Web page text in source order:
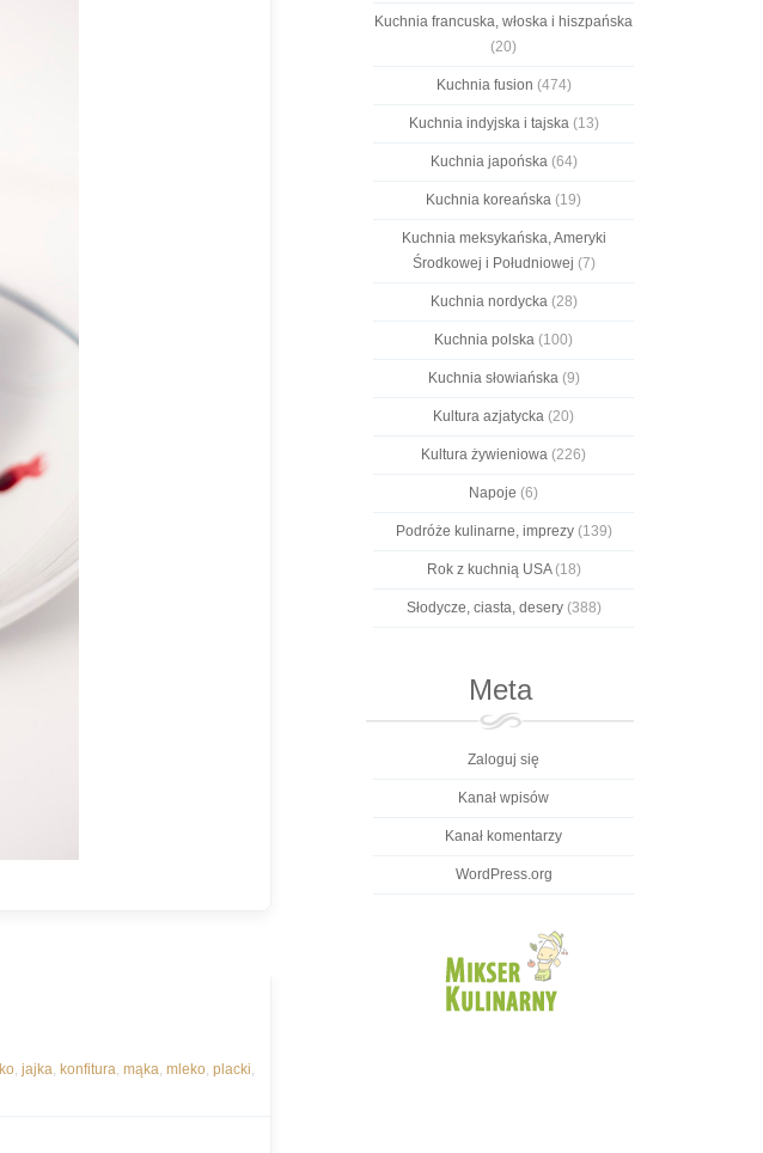
, jajka, konfitura, mąka, mleko, placki,
Kuchnia francuska, włoska i hiszpańska
(20)
Kuchnia fusion (474)
Kuchnia indyjska i tajska(13)
Kuchnia japońska(64)
Kuchnia koreańska (19)
Kuchnia meksykańska, Ameryki
Środkowej i Południowej (7)
Kuchnia nordycka(28)
Kuchnia polska (100)
Kuchnia słowiańska(9)
Kultura azjatycka (20)
Kultura żywieniowa (226)
Napoje (6)
Podróże kulinarne, imprezy(139)
Rok z kuchnią USA(18)
Słodycze, ciasta, desery(388)
Meta
Zaloguj się
Kanał wpisów
Kanał komentarzy
WordPress.org